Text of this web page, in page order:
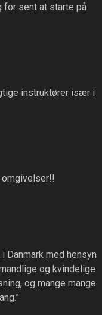
for sent at starte på
instruktører især i
Danmark med hensyn
og kvindelige
og mange mange